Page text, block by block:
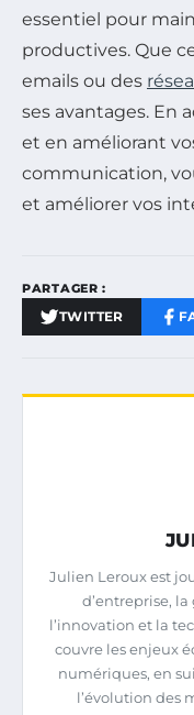
essentiel pour
productives. Que
emails ou des
ses avantages. En
et en améliorant
communication,
et améliorer vos
PARTAGER :
TWITTER
Julien Leroux est
d’entreprise,
l’innovation et la
couvre les enjeux
numériques, en
l’évolution des